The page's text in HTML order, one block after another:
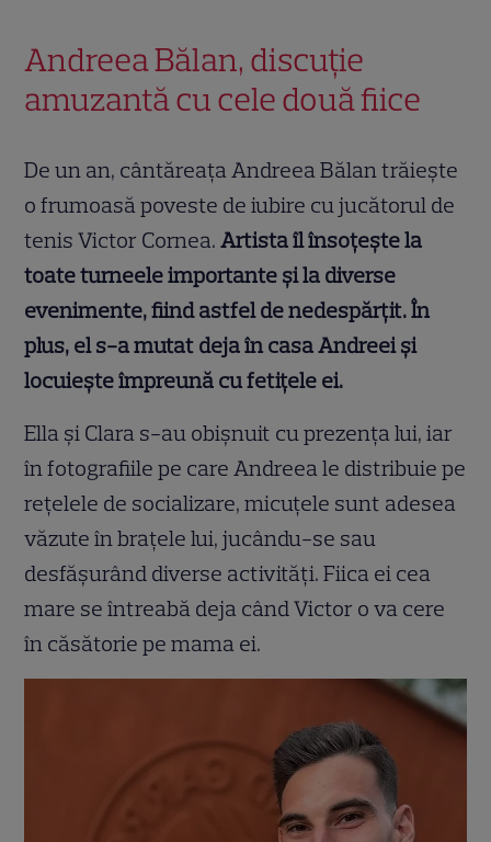
Andreea Bălan, discuție
amuzantă cu cele două fiice
De un an, cântăreața Andreea Bălan trăiește
o frumoasă poveste de iubire cu jucătorul de
tenis Victor Cornea.Artista îl însoțește la
toate turneele importante și la diverse
evenimente, fiind astfel de nedespărțit. În
plus, el s-a mutat deja în casa Andreei și
locuiește împreună cu fetițele ei.
Ella și Clara s-au obișnuit cu prezența lui, iar
în fotografiile pe care Andreea le distribuie pe
rețelele de socializare, micuțele sunt adesea
văzute în brațele lui, jucându-se sau
desfășurând diverse activități. Fiica ei cea
mare se întreabă deja când Victor o va cere
în căsătorie pe mama ei.